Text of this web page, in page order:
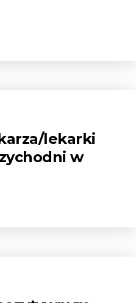
lekarki
w